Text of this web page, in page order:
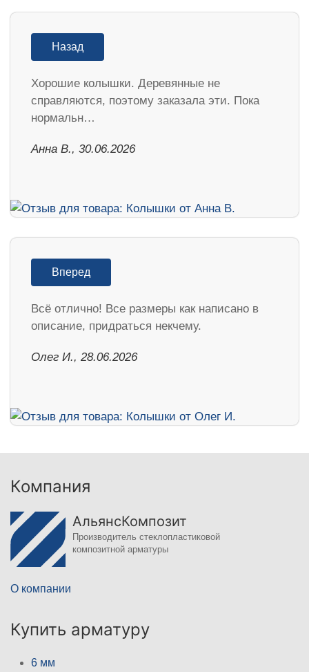
Назад
Хорошие колышки. Деревянные не
справляются, поэтому заказала эти. Пока
нормальн…
Анна В., 30.06.2026
Вперед
Всё отлично! Все размеры как написано в
описание, придраться некчему.
Олег И., 28.06.2026
Компания
АльянсКомпозит
Производитель стеклопластиковой
композитной арматуры
О компании
Купить арматуру
6 мм